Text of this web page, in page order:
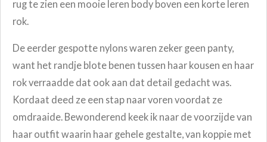
rug te zien een mooie leren body boven een korte leren
rok.
De eerder gespotte nylons waren zeker geen panty,
want het randje blote benen tussen haar kousen en haar
rok verraadde dat ook aan dat detail gedacht was.
Kordaat deed ze een stap naar voren voordat ze
omdraaide. Bewonderend keek ik naar de voorzijde van
haar outfit waarin haar gehele gestalte, van koppie met